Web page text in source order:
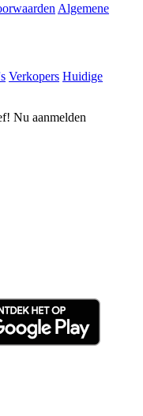
Algemene
Verkopers Huidige
Nu aanmelden